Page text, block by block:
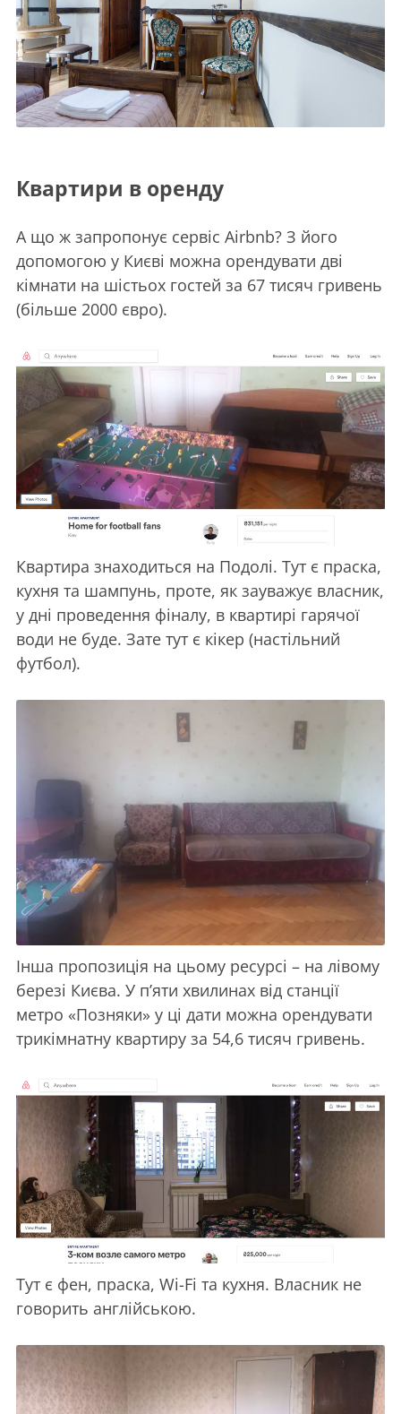
Квартири в оренду
А що ж запропонує сервіс Airbnb? З його
допомогою у Києві можна орендувати дві
кімнати на шістьох гостей за 67 тисяч гривень
(більше 2000 євро).
Квартира знаходиться на Подолі. Тут є праска,
кухня та шампунь, проте, як зауважує власник,
у дні проведення фіналу, в квартирі гарячої
води не буде. Зате тут є кікер (настільний
футбол).
Інша пропозиція на цьому ресурсі – на лівому
березі Києва. У п’яти хвилинах від станції
метро «Позняки» у ці дати можна орендувати
трикімнатну квартиру за 54,6 тисяч гривень.
Тут є фен, праска, Wi-Fi та кухня. Власник не
говорить англійською.